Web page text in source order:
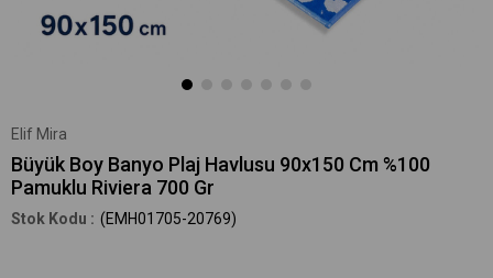
Elif Mira
Büyük Boy Banyo Plaj Havlusu 90x150 Cm %100
Pamuklu Riviera 700 Gr
(EMH01705-20769)